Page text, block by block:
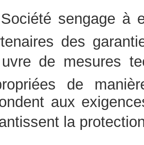
sengage
des
de mesures
de
aux
la